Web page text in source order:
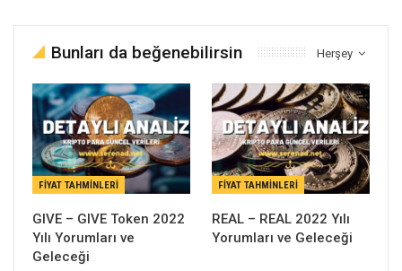
Herşey
Bunları da beğenebilirsin
FIYAT TAHMINLERI
GIVE – GIVE Token 2022
Yılı Yorumları ve
Geleceği
FIYAT TAHMINLERI
REAL – REAL 2022 Yılı
Yorumları ve Geleceği